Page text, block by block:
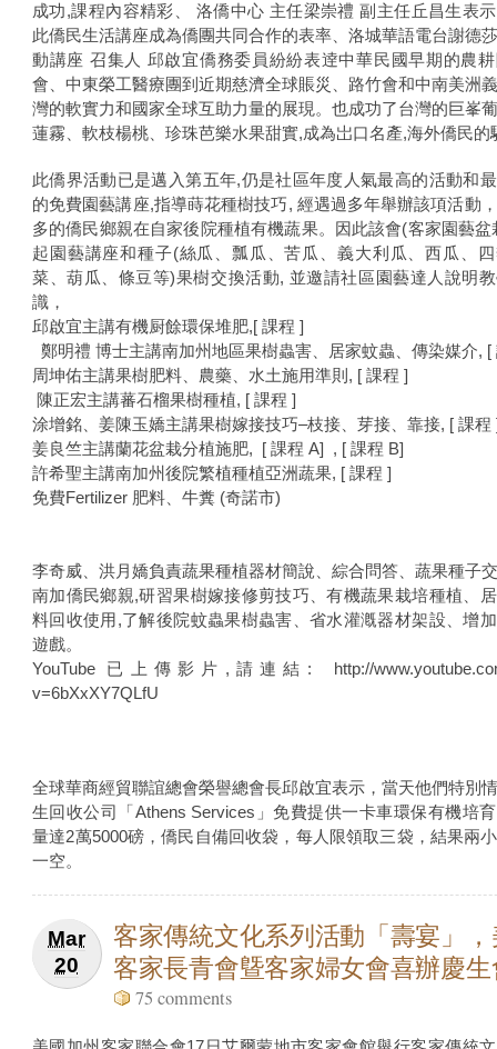
成功,課程內容精彩、 洛僑中心 主任梁崇禮 副主任丘昌生表
此僑民生活講座成為僑團共同合作的表率、洛城華語電台謝德
動講座 召集人 邱啟宜僑務委員紛紛表逹中華民國早期的農
會、中東榮工醫療團到近期慈濟全球賬災、路竹會和中南美洲
灣的軟實力和國家全球互助力量的展現。也成功了台灣的巨峯
蓮霧、軟枝楊桃、珍珠芭樂水果甜實,成為岀口名產,海外僑民的
此僑界活動已是邁入第五年,仍是社區年度人氣最高的活動和
的免費園藝講座,指導蒔花種樹技巧, 經遇過多年舉辦該項活動
多的僑民鄉親在自家後院種植有機蔬果。因此該會(客家園藝盆
起園藝講座和種子(絲瓜、瓢瓜、苦瓜、義大利瓜、西瓜、
菜、葫瓜、條豆等)果樹交換活動, 並邀請社區園藝達人說明
識，
邱啟宜主講有機厨餘環保堆肥,[ 課程 ]
鄭明禮 博士主講南加州地區果樹蟲害、居家蚊蟲、傳染媒介, [
周坤佑主講果樹肥料、農藥、水土施用準則, [ 課程 ]
陳正宏主講蕃石榴果樹種植, [ 課程 ]
涂增銘、姜陳玉嬌主講果樹嫁接技巧–枝接、芽接、靠接, [ 課程
姜良竺主講蘭花盆栽分植施肥, [ 課程 A] , [ 課程 B]
許希聖主講南加州後院繁植種植亞洲蔬果, [ 課程 ]
免費Fertilizer 肥料、牛糞 (奇諾市)
李奇威、洪月嬌負責蔬果種植器材簡說、綜合問答、蔬果種子
南加僑民鄉親,研習果樹嫁接修剪技巧、有機蔬果栽培種植、
料回收使用,了解後院蚊蟲果樹蟲害、省水灌漑器材架設、增
遊戲。
YouTube 已上傳影片,請連結: http://
v=6bXxXY7QLfU
全球華商經貿聯誼總會榮譽總會長邱啟宜表示，當天他們特別
生回收公司「Athens Services」免費提供一卡車環保有機培
量達2萬5000磅，僑民自備回收袋，每人限領取三袋，結果兩
一空。
Mar
20
客家傳統文化系列活動「壽宴」
客家長青會曁客家婦女會喜辦慶
75 comments